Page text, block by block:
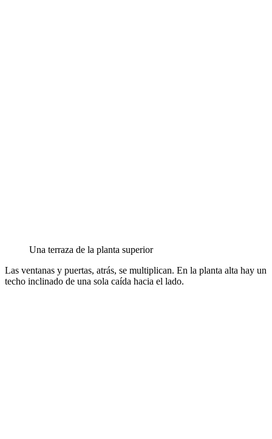
Una terraza de la planta superior
Las ventanas y puertas, atrás, se multiplican. En la planta alta hay un
techo inclinado de una sola caída hacia el lado.